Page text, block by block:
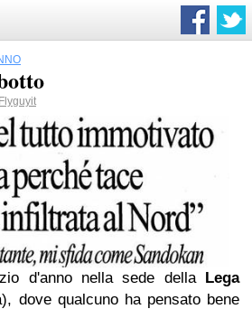
Flyguyit
d'anno nella sede della Lega
dove qualcuno ha pensato bene